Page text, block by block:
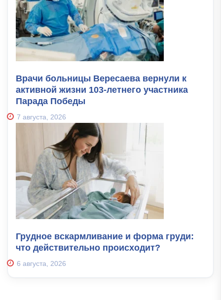
Врачи больницы Вересаева вернули к
активной жизни 103-летнего участника
Парада Победы
7 августа, 2026
Грудное вскармливание и форма груди:
что действительно происходит?
6 августа, 2026